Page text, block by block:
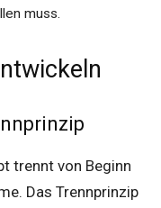
muss.
trennt von Beginn
Das Trennprinzip